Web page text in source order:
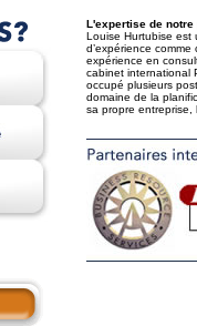
L'expertise de notre
Louise Hurtubise est
d’expérience comme
expérience en
cabinet international
occupé plusieurs
domaine de la
sa propre entreprise,